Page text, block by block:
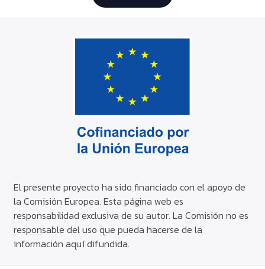
El presente proyecto ha sido financiado con el apoyo de
la Comisión Europea. Esta página web es
responsabilidad exclusiva de su autor. La Comisión no es
responsable del uso que pueda hacerse de la
información aquí difundida.